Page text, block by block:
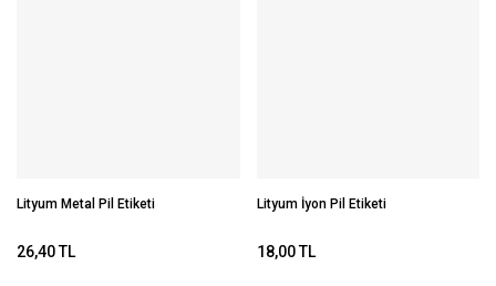
Lityum Metal Pil Etiketi
26,40 TL
Lityum İyon Pil Etiketi
18,00 TL